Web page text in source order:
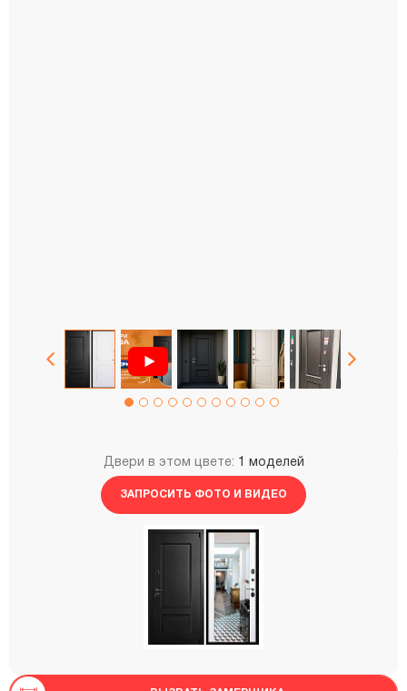
Двери в этом цвете: 1 моделей
ЗАПРОСИТЬ ФОТО И ВИДЕО